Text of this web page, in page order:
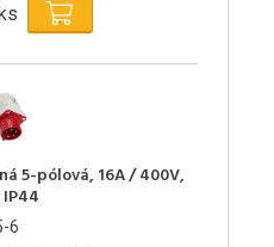
5-pólová, 16A / 400V,
6